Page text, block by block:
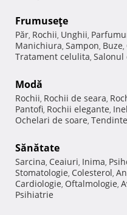
Frumuseţe
Păr, Rochii, Unghii,
Manichiura, Sampon, Buze,
Tratament celulita, Salonul
Modă
Rochii, Rochii de seara,
Pantofi, Rochii elegante,
Ochelari de soare,
Sănătate
Sarcina, Ceaiuri, Inima,
Stomatologie, Colesterol,
Cardiologie, Oftalmologie,
Psihiatrie